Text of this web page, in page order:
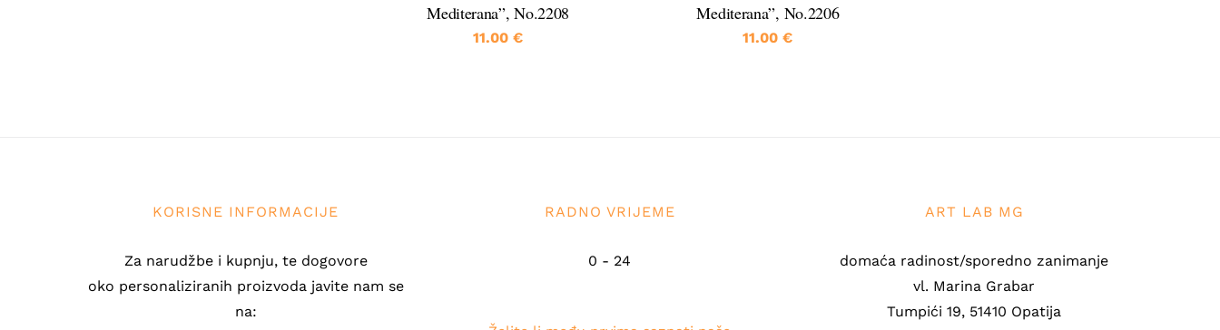
Mediterana”, No.2208
11.00€
Mediterana”, No.2206
11.00€
KORISNE INFORMACIJE
Za narudžbe i kupnju, te dogovore
oko personaliziranih proizvoda javite nam se
na:
RADNO VRIJEME
0 - 24
ART LAB MG
domaća radinost/sporedno zanimanje
vl. Marina Grabar
Tumpići 19, 51410 Opatija